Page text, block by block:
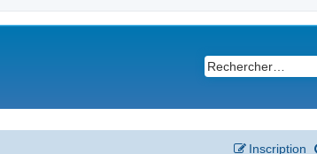
Inscription